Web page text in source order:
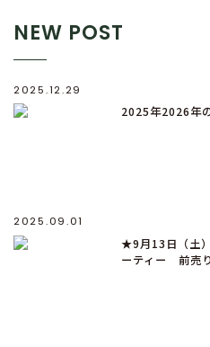
NEW POST
2025.12.29
2025年2026年
2025.09.01
★9月13日（土
ーティー 前売